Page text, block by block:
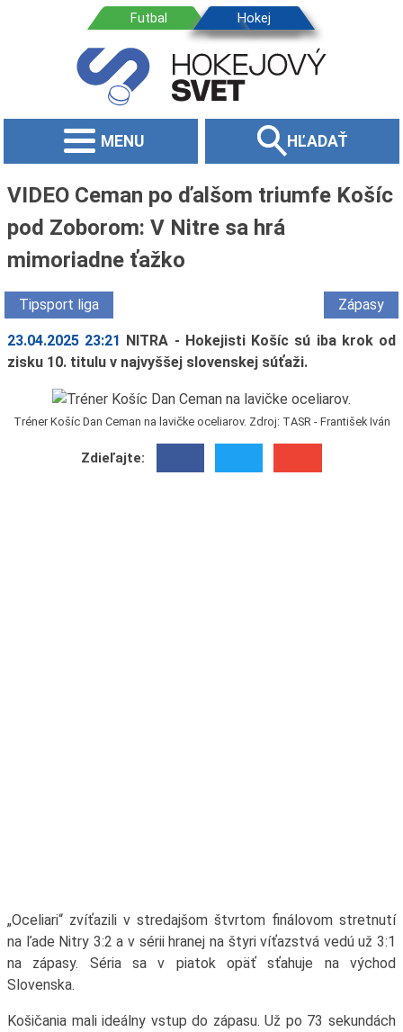
MENU HĽADAŤ
VIDEO Ceman po ďalšom triumfe Košíc
pod Zoborom: V Nitre sa hrá
mimoriadne ťažko
Tipsport liga Zápasy
23.04.2025 23:21 NITRA - Hokejisti Košíc sú iba krok od
zisku 10. titulu v najvyššej slovenskej súťaži.
Tréner Košíc Dan Ceman na lavičke oceliarov. Zdroj: TASR - František Iván
Zdieľajte:
„Oceliari“ zvíťazili v stredajšom štvrtom finálovom stretnutí
na ľade Nitry 3:2 a v sérii hranej na štyri víťazstvá vedú už 3:1
na zápasy. Séria sa v piatok opäť sťahuje na východ
Slovenska.
Košičania mali ideálny vstup do zápasu. Už po 73 sekundách